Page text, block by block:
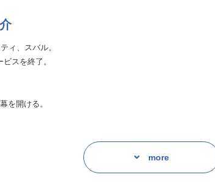
ィ、スバル。
スを終了。
を開ける。
more